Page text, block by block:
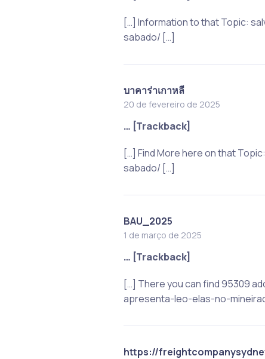
[…] Information to that Topic:
sabado/ […]
บาคาร่าเกาหลี
20 de fevereiro de 2025
… [Trackback]
[…] Find More here on that
sabado/ […]
BAU_2025
1 de março de 2025
… [Trackback]
[…] There you can find 95309
apresenta-leo-elas-no-
https://